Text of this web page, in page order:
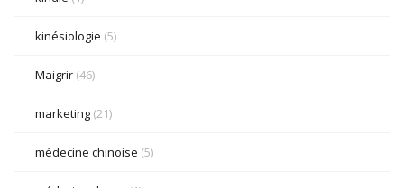
kinésiologie (5)
Maigrir (46)
marketing (21)
médecine chinoise (5)